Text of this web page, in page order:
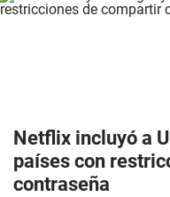
Netflix incluyó a
países con
contraseña